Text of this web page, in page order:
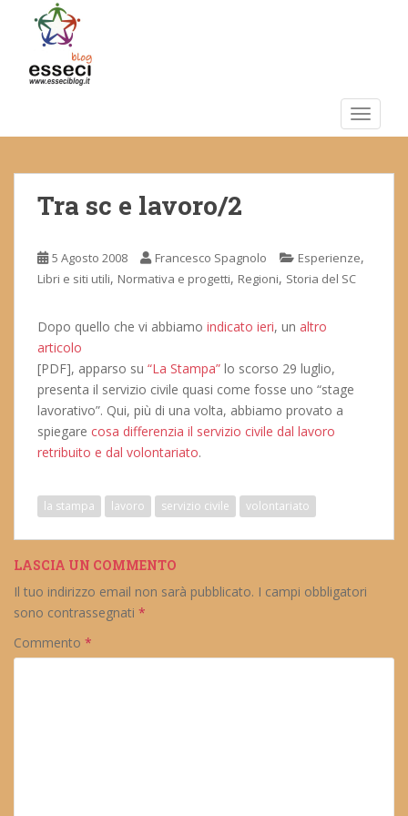
m
Tra sc e lavoro/2
5 Agosto 2008 Francesco Spagnolo Esperienze,
Libri e siti utili, Normativa e progetti, Regioni, Storia del SC
Dopo quello che vi abbiamo indicato ieri, un altro
articolo
[PDF], apparso su “La Stampa” lo scorso 29 luglio,
presenta il servizio civile quasi come fosse uno “stage
lavorativo”. Qui, più di una volta, abbiamo provato a
spiegare cosa differenzia il servizio civile dal lavoro
retribuito e dal volontariato.
la stampa lavoro servizio civile volontariato
LASCIA UN COMMENTO
Il tuo indirizzo email non sarà pubblicato. I campi obbligatori
sono contrassegnati *
Commento *